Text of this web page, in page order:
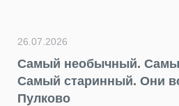
26.07.2026
Самый необычный.
Самый старинный. Они
Пулково